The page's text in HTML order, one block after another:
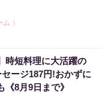
）
時短料理に大活躍の
ージ187円!おかずに
8月9日まで》